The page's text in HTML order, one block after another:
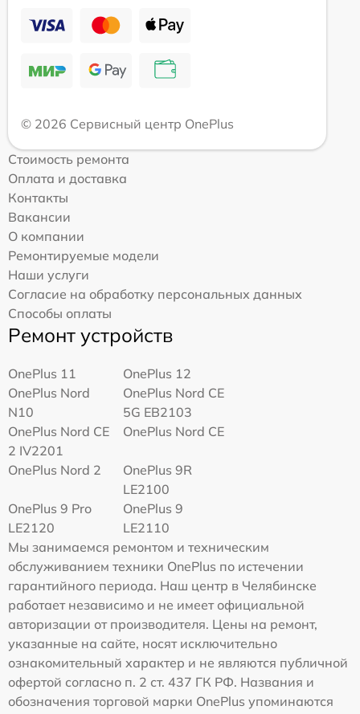
© 2026 Сервисный центр OnePlus
Стоимость ремонта
Оплата и доставка
Контакты
Вакансии
О компании
Ремонтируемые модели
Наши услуги
Согласие на обработку персональных данных
Способы оплаты
Ремонт устройств
OnePlus 11
OnePlus 12
OnePlus Nord
N10
OnePlus Nord CE
5G EB2103
OnePlus Nord CE
2 IV2201
OnePlus Nord CE
OnePlus Nord 2
OnePlus 9R
LE2100
OnePlus 9 Pro
LE2120
OnePlus 9
LE2110
Мы занимаемся ремонтом и техническим
обслуживанием техники OnePlus по истечении
гарантийного периода. Наш центр в Челябинске
работает независимо и не имеет официальной
авторизации от производителя. Цены на ремонт,
указанные на сайте, носят исключительно
ознакомительный характер и не являются публичной
офертой согласно п. 2 ст. 437 ГК РФ. Названия и
обозначения торговой марки OnePlus упоминаются